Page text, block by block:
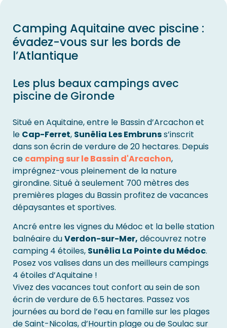
Camping Aquitaine avec piscine :
évadez-vous sur les bords de
l’Atlantique
Les plus beaux campings avec
piscine de Gironde
Situé en Aquitaine, entre le Bassin d’Arcachon et
le Cap-Ferret, Sunêlia Les Embrunss’inscrit
dans son écrin de verdure de 20 hectares. Depuis
ce camping sur le Bassin d'Arcachon,
imprégnez-vous pleinement de la nature
girondine. Situé à seulement 700 mètres des
premières plages du Bassin profitez de vacances
dépaysantes et sportives.
Ancré entre les vignes du Médoc et la belle station
balnéaire duVerdon-sur-Mer, découvrez notre
camping 4 étoiles, Sunêlia La Pointe du Médoc.
Posez vos valises dans un des meilleurs campings
4 étoiles d’Aquitaine !
Vivez des vacances tout confort au sein de son
écrin de verdure de 6.5 hectares. Passez vos
journées au bord de l’eau en famille sur les plages
de Saint-Nicolas, d’Hourtin plage ou de Soulac sur